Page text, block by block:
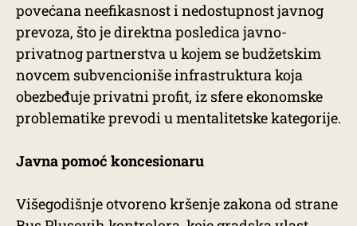
povećana neefikasnost i nedostupnost javnog
prevoza, što je direktna posledica javno-
privatnog partnerstva u kojem se budžetskim
novcem subvencioniše infrastruktura koja
obezbeđuje privatni profit, iz sfere ekonomske
problematike prevodi u mentalitetske kategorije.
Javna pomoć koncesionaru
Višegodišnje otvoreno kršenje zakona od strane